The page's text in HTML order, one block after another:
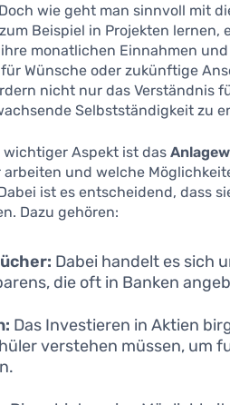
wie geht man sinnvoll mit
Beispiel in Projekten lernen,
monatlichen Einnahmen
Wünsche oder zukünftige
nicht nur das Verständnis
Selbstständigkeit zu
wichtiger Aspekt ist das
arbeiten und welche
ist es entscheidend, dass
Dazu gehören:
Dabei handelt es sich
die oft in Banken
Das Investieren in Aktien
verstehen müssen, um